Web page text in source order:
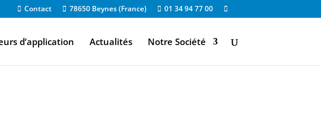
Contact 78650 Beynes (France) 01 34 94 77 00
d’application Actualités Notre Société